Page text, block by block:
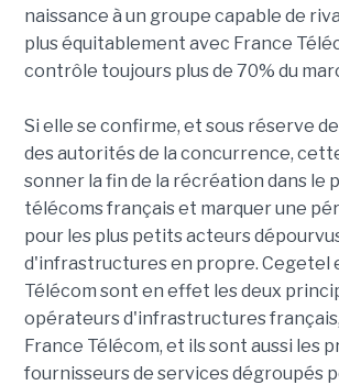
naissance à un groupe capable de
plus équitablement avec France
contrôle toujours plus de 70% du
Si elle se confirme, et sous réserve
des autorités de la concurrence,
sonner la fin de la récréation dans le
télécoms français et marquer une
pour les plus petits acteurs
d'infrastructures en propre. Cegetel
Télécom sont en effet les deux
opérateurs d'infrastructures
France Télécom, et ils sont aussi les
fournisseurs de services dégroupés